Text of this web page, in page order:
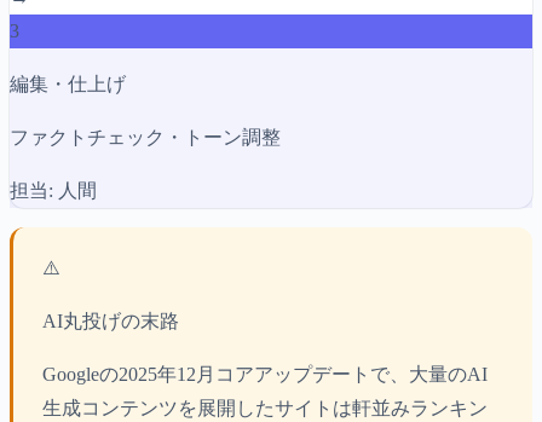
3
編集・仕上げ
ファクトチェック・トーン調整
担当: 人間
⚠️
AI丸投げの末路
Googleの2025年12月コアアップデートで、大量のAI
生成コンテンツを展開したサイトは軒並みランキン